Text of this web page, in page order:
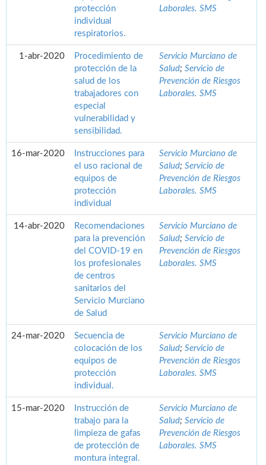
protección
individual
respiratorios.
Laborales. SMS
1-abr-2020
Procedimiento de
protección de la
salud de los
trabajadores con
especial
vulnerabilidad y
sensibilidad.
Servicio Murciano de
Salud; Servicio de
Prevención de Riesgos
Laborales. SMS
16-mar-2020
Instrucciones para
el uso racional de
equipos de
protección
individual
Servicio Murciano de
Salud; Servicio de
Prevención de Riesgos
Laborales. SMS
14-abr-2020
Recomendaciones
para la prevención
del COVID-19 en
los profesionales
de centros
sanitarios del
Servicio Murciano
de Salud
Servicio Murciano de
Salud; Servicio de
Prevención de Riesgos
Laborales. SMS
24-mar-2020
Secuencia de
colocación de los
equipos de
protección
individual.
Servicio Murciano de
Salud; Servicio de
Prevención de Riesgos
Laborales. SMS
15-mar-2020
Instrucción de
trabajo para la
limpieza de gafas
de protección de
montura integral.
Servicio Murciano de
Salud; Servicio de
Prevención de Riesgos
Laborales. SMS